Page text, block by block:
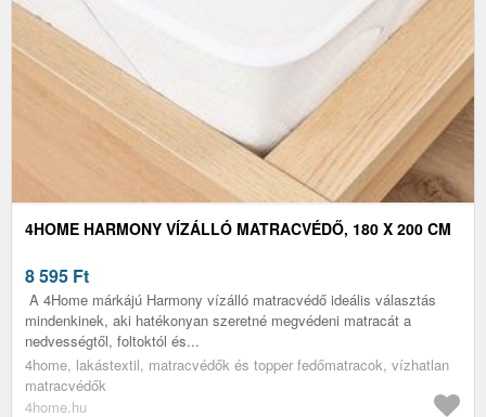
4HOME HARMONY VÍZÁLLÓ MATRACVÉDŐ, 180 X 200 CM
8 595 Ft
A 4Home márkájú Harmony vízálló matracvédő ideális választás
mindenkinek, aki hatékonyan szeretné megvédeni matracát a
nedvességtől, foltoktól és...
4home, lakástextil, matracvédők és topper fedőmatracok, vízhatlan
matracvédők
4home.hu